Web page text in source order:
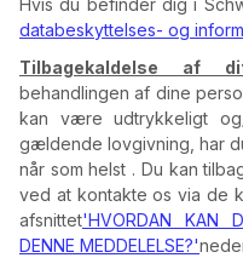
Hvis du befinder dig i
databeskyttelses- og
Tilbagekaldelse af
behandlingen af dine
kan være udtrykkeligt
gældende lovgivning, har
når som helst . Du kan
ved at kontakte os via de
afsnittet'HVORDAN KAN
DENNE MEDDELELSE?'